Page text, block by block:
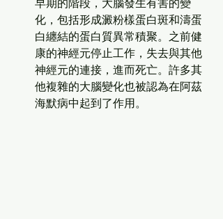
早期的階段，大腦發生有害的變
化，包括形成澱粉樣蛋白斑和濤蛋
白纏結的蛋白質異常積聚。之前健
康的神經元停止工作，失去與其他
神經元的連接，進而死亡。許多其
他複雜的大腦變化也被認為在阿茲
海默病中起到了作用。